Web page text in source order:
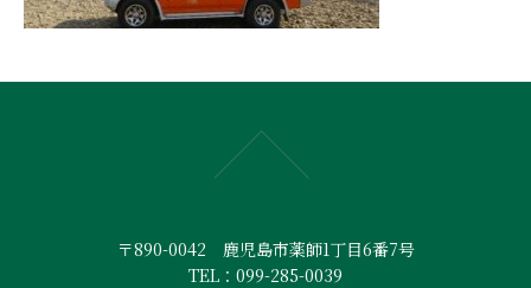
〒890-0042 鹿児島市薬師1丁目6番7号
TEL：099-285-0039